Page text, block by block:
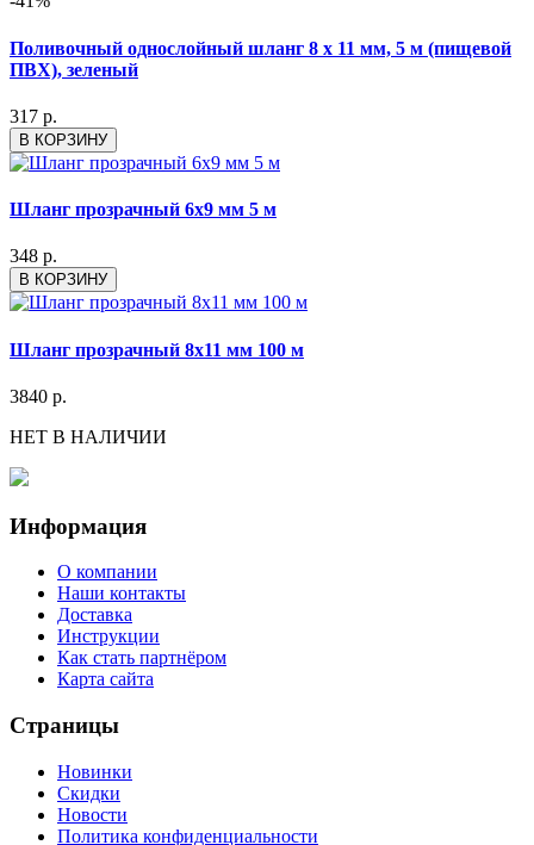
Поливочный однослойный шланг 8 х 11 мм, 5 м (пищевой
ПВХ), зеленый
317 р.
В КОРЗИНУ
Шланг прозрачный 6x9 мм 5 м
348 р.
В КОРЗИНУ
Шланг прозрачный 8х11 мм 100 м
3840 р.
НЕТ В НАЛИЧИИ
Информация
О компании
Наши контакты
Доставка
Инструкции
Как стать партнёром
Карта сайта
Страницы
Новинки
Скидки
Новости
Политика конфиденциальности